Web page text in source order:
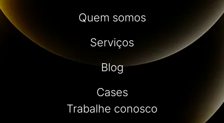
Quem somos
Serviços
Blog
Cases
Trabalhe conosco